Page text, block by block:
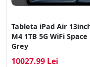
Tableta iPad Air
M4 1TB 5G WiFi Space
Grey
10027.99 Lei